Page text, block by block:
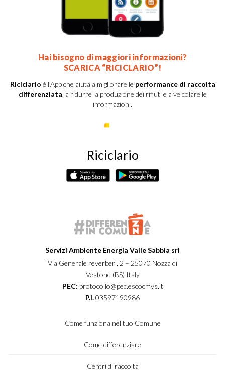
Hai bisogno di maggiori informazioni?
SCARICA “RICICLARIO”!
Riciclario è l’App che aiuta a migliorare le performance di raccolta
differenziata, a ridurre la produzione dei rifiuti e a veicolare le
informazioni.
Riciclario
Servizi Ambiente Energia Valle Sabbia srl
Via Generale reverberi, 2 – 25070 Nozza di
Vestone (BS) Italy
PEC: protocollo@pec.escocmvs.it
P.I.03597190986
Come funziona nel tuo Comune
Come differenziare
Centri di raccolta